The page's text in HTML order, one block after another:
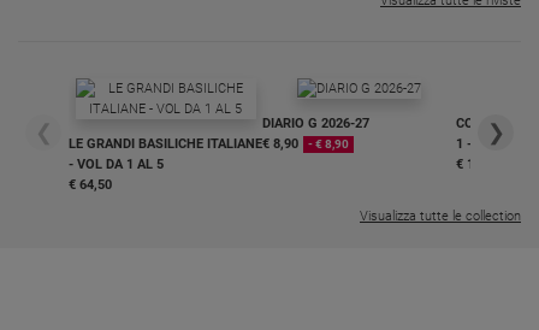
❮
LE GRANDI BASILICHE ITALIANE
- VOL DA 1 AL 5
€ 64,50
DIARIO G 2026-27
€ 8,90
- € 8,90
COLLANA
1 - 2
€ 18,50
❯
Visualizza tutte le collection